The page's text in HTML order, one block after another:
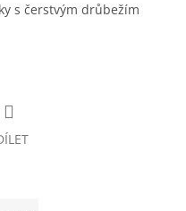
s čerstvým drůbežím